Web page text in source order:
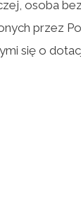
osoba
przez
się o